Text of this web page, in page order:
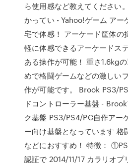
ら使用感など教えてください
かってい - Yahoo!ゲーム アー
宅で体感！ アーケード筐体の
軽に体感できるアーケードス
ある操作が可能！ 重さ1.6kg
めで格闘ゲームなどの激しい
作が可能です。 Brook PS3/
ドコントローラー基盤 -
ク基盤 PS3/PS4/PC自作アー
ー向け基盤となっています 格
などにおすすめ！ 特徴：
認証で 2014/11/17 カラリオプ